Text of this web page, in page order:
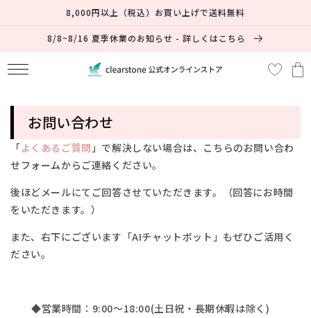
8,000円以上（税込）お買い上げで送料無料
8/8~8/16 夏季休業のお知らせ - 詳しくはこちら
カ
ー
お問い合わせ
「よくあるご質問」で解決しない場合は、 こちらのお問い合わ
せフォームからご連絡ください。
後ほどメールにてご回答させていただきます。（回答にお時間
をいただきます。）
また、右下にございます「AIチャットボット」もぜひご活用く
ださい。
◆営業時間：9:00～18:00(土日祝・長期休暇は除く)